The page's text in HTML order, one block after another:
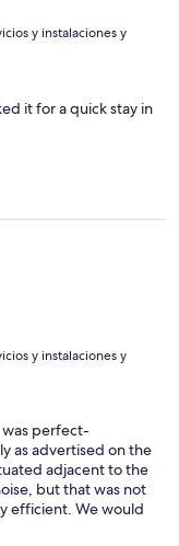
y instalaciones y
it for a quick stay in
y instalaciones y
was perfect-
as advertised on the
adjacent to the
but that was not
efficient. We would